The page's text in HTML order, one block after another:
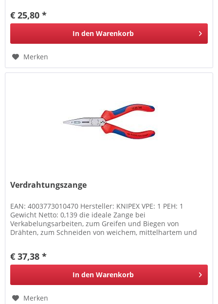
€ 25,80 *
In den Warenkorb
Merken
Verdrahtungszange
EAN: 4003773010470 Hersteller: KNIPEX VPE: 1 PEH: 1
Gewicht Netto: 0,139 die ideale Zange bei
Verkabelungsarbeiten, zum Greifen und Biegen von
Drähten, zum Schneiden von weichem, mittelhartem und
€ 37,38 *
In den Warenkorb
Merken